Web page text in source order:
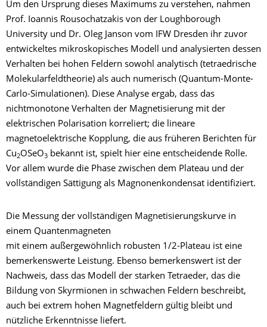
Um den Ursprung dieses Maximums zu verstehen, nahmen
Prof. Ioannis Rousochatzakis von der Loughborough
University und Dr. Oleg Janson vom IFW Dresden ihr zuvor
entwickeltes mikroskopisches Modell und analysierten dessen
Verhalten bei hohen Feldern sowohl analytisch (tetraedrische
Molekularfeldtheorie) als auch numerisch (Quantum-Monte-
Carlo-Simulationen). Diese Analyse ergab, dass das
nichtmonotone Verhalten der Magnetisierung mit der
elektrischen Polarisation korreliert; die lineare
magnetoelektrische Kopplung, die aus früheren Berichten für
Cu2OSeO3 bekannt ist, spielt hier eine entscheidende Rolle.
Vor allem wurde die Phase zwischen dem Plateau und der
vollständigen Sättigung als Magnonenkondensat identifiziert.
Die Messung der vollständigen Magnetisierungskurve in
einem Quantenmagneten
mit einem außergewöhnlich robusten 1/2-Plateau ist eine
bemerkenswerte Leistung. Ebenso bemerkenswert ist der
Nachweis, dass das Modell der starken Tetraeder, das die
Bildung von Skyrmionen in schwachen Feldern beschreibt,
auch bei extrem hohen Magnetfeldern gültig bleibt und
nützliche Erkenntnisse liefert.